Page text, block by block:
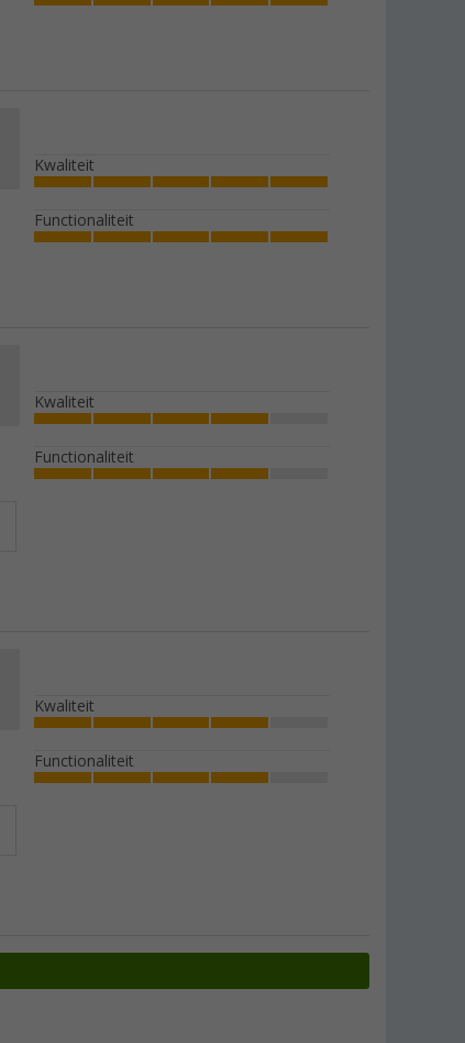
Kwaliteit
Functionaliteit
Kwaliteit
Functionaliteit
Kwaliteit
Functionaliteit